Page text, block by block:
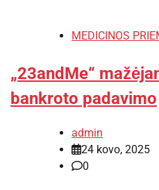
MEDICINOS
„23andMe“
bankroto padavimo
admin
24 kovo, 2025
0